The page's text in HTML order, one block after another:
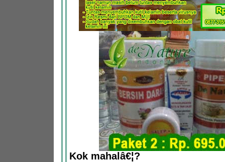
Kok mahalâ€¦?